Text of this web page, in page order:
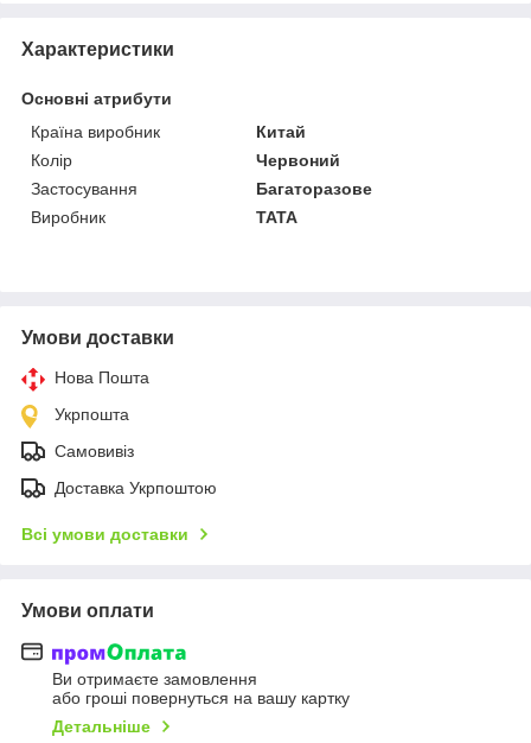
Характеристики
Основні атрибути
Країна виробник
Китай
Колір
Червоний
Застосування
Багаторазове
Виробник
TATA
Умови доставки
Нова Пошта
Укрпошта
Самовивіз
Доставка Укрпоштою
Всі умови доставки
Умови оплати
Ви отримаєте замовлення
або гроші повернуться на вашу картку
Детальніше